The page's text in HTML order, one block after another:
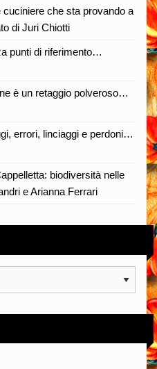
cuciniere che sta provando a
di Juri Chiotti
punti di riferimento…
è un retaggio polveroso…
errori, linciaggi e perdoni…
biodiversità nelle
e Arianna Ferrari